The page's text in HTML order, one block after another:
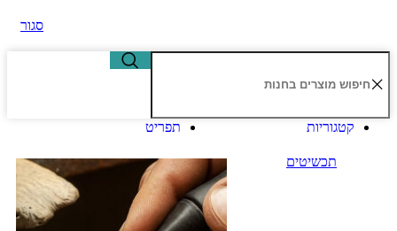
סגור
תפריט קטגוריות
תכשיטים